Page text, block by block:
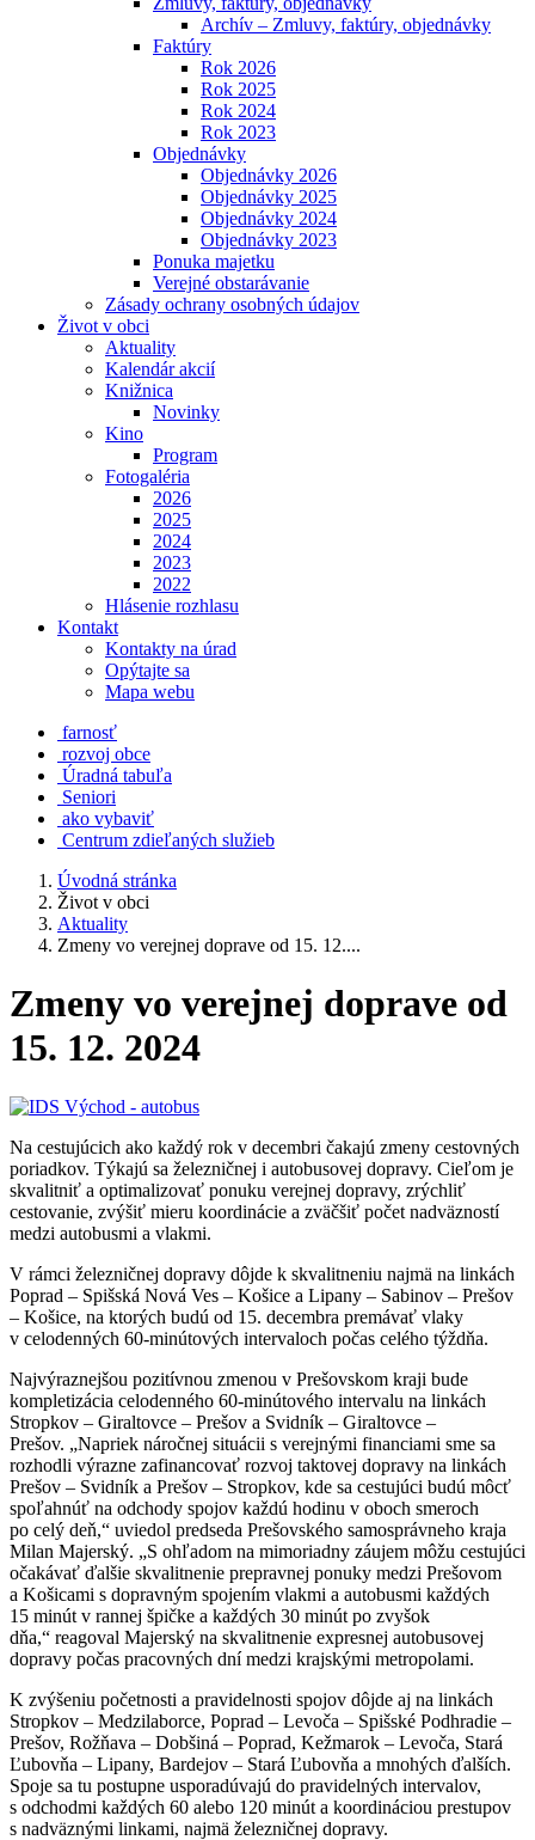
Archív – Zmluvy, faktúry, objednávky
Faktúry
Rok 2026
Rok 2025
Rok 2024
Rok 2023
Objednávky
Objednávky 2026
Objednávky 2025
Objednávky 2024
Objednávky 2023
Ponuka majetku
Verejné obstarávanie
Zásady ochrany osobných údajov
Život v obci
Aktuality
Kalendár akcií
Knižnica
Novinky
Kino
Program
Fotogaléria
2026
2025
2024
2023
2022
Hlásenie rozhlasu
Kontakt
Kontakty na úrad
Opýtajte sa
Mapa webu
farnosť
rozvoj obce
Úradná tabuľa
Seniori
ako vybaviť
Centrum zdieľaných služieb
Úvodná stránka
Život v obci
Aktuality
Zmeny vo verejnej doprave od 15. 12....
Zmeny vo verejnej doprave od
15. 12. 2024
Na cestujúcich ako každý rok v decembri čakajú zmeny cestovných
poriadkov. Týkajú sa železničnej i autobusovej dopravy. Cieľom je
skvalitniť a optimalizovať ponuku verejnej dopravy, zrýchliť
cestovanie, zvýšiť mieru koordinácie a zväčšiť počet nadväzností
medzi autobusmi a vlakmi.
V rámci železničnej dopravy dôjde k skvalitneniu najmä na linkách
Poprad – Spišská Nová Ves – Košice a Lipany – Sabinov – Prešov
– Košice, na ktorých budú od 15. decembra premávať vlaky
v celodenných 60-minútových intervaloch počas celého týždňa.
Najvýraznejšou pozitívnou zmenou v Prešovskom kraji bude
kompletizácia celodenného 60-minútového intervalu na linkách
Stropkov – Giraltovce – Prešov a Svidník – Giraltovce –
Prešov. „Napriek náročnej situácii s verejnými financiami sme sa
rozhodli výrazne zafinancovať rozvoj taktovej dopravy na linkách
Prešov – Svidník a Prešov – Stropkov, kde sa cestujúci budú môcť
spoľahnúť na odchody spojov každú hodinu v oboch smeroch
po celý deň,“ uviedol predseda Prešovského samosprávneho kraja
Milan Majerský. „S ohľadom na mimoriadny záujem môžu cestujúci
očakávať ďalšie skvalitnenie prepravnej ponuky medzi Prešovom
a Košicami s dopravným spojením vlakmi a autobusmi každých
15 minút v rannej špičke a každých 30 minút po zvyšok
dňa,“ reagoval Majerský na skvalitnenie expresnej autobusovej
dopravy počas pracovných dní medzi krajskými metropolami.
K zvýšeniu početnosti a pravidelnosti spojov dôjde aj na linkách
Stropkov – Medzilaborce, Poprad – Levoča – Spišské Podhradie –
Prešov, Rožňava – Dobšiná – Poprad, Kežmarok – Levoča, Stará
Ľubovňa – Lipany, Bardejov – Stará Ľubovňa a mnohých ďalších.
Spoje sa tu postupne usporadúvajú do pravidelných intervalov,
s odchodmi každých 60 alebo 120 minút a koordináciou prestupov
s nadväznými linkami, najmä železničnej dopravy.